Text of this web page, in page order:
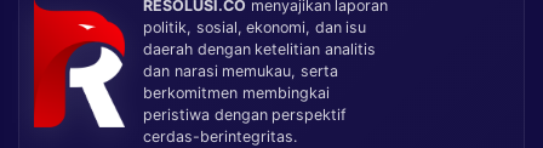
RESOLUSI.CO menyajikan laporan
politik, sosial, ekonomi, dan isu
daerah dengan ketelitian analitis
dan narasi memukau, serta
berkomitmen membingkai
peristiwa dengan perspektif
cerdas-berintegritas.